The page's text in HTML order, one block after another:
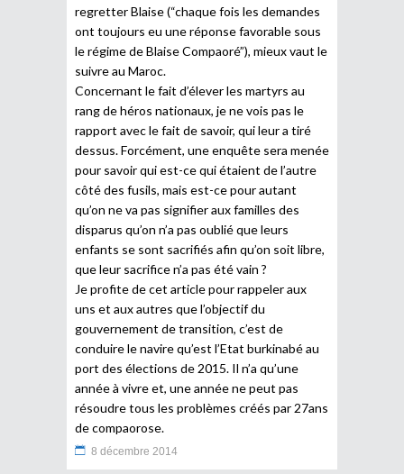
regretter Blaise (“chaque fois les demandes
ont toujours eu une réponse favorable sous
le régime de Blaise Compaoré”), mieux vaut le
suivre au Maroc.
Concernant le fait d’élever les martyrs au
rang de héros nationaux, je ne vois pas le
rapport avec le fait de savoir, qui leur a tiré
dessus. Forcément, une enquête sera menée
pour savoir qui est-ce qui étaient de l’autre
côté des fusils, mais est-ce pour autant
qu’on ne va pas signifier aux familles des
disparus qu’on n’a pas oublié que leurs
enfants se sont sacrifiés afin qu’on soit libre,
que leur sacrifice n’a pas été vain ?
Je profite de cet article pour rappeler aux
uns et aux autres que l’objectif du
gouvernement de transition, c’est de
conduire le navire qu’est l’Etat burkinabé au
port des élections de 2015. Il n’a qu’une
année à vivre et, une année ne peut pas
résoudre tous les problèmes créés par 27ans
de compaorose.
8 décembre 2014